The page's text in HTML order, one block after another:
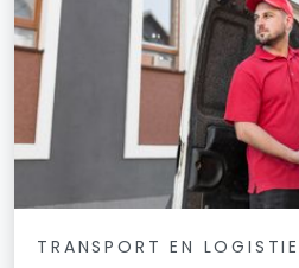
TRANSPORT EN